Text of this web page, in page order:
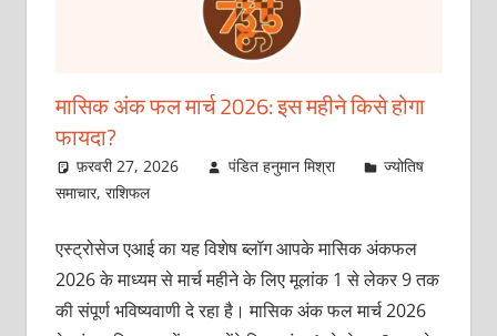
ASTROSAGE
MAGAZINE
मासिक अंक फल मार्च 2026: इस महीने किसे होगा
फायदा?
फ़रवरी 27, 2026 पंडित हनुमान मिश्रा
ज्योतिष
समाचार, राशिफल
एस्ट्रोसेज एआई का यह विशेष ब्लॉग आपके मासिक अंकफल
2026 के माध्यम से मार्च महीने के लिए मूलांक 1 से लेकर 9 तक
की संपूर्ण भविष्यवाणी दे रहा है। मासिक अंक फल मार्च 2026